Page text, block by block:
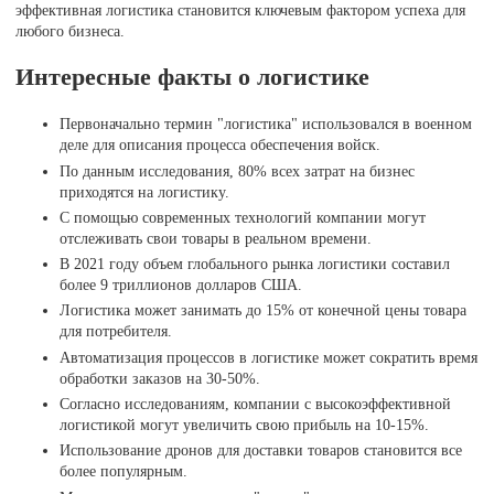
эффективная логистика становится ключевым фактором успеха для
любого бизнеса.
Интересные факты о логистике
Первоначально термин "логистика" использовался в военном
деле для описания процесса обеспечения войск.
По данным исследования, 80% всех затрат на бизнес
приходятся на логистику.
С помощью современных технологий компании могут
отслеживать свои товары в реальном времени.
В 2021 году объем глобального рынка логистики составил
более 9 триллионов долларов США.
Логистика может занимать до 15% от конечной цены товара
для потребителя.
Автоматизация процессов в логистике может сократить время
обработки заказов на 30-50%.
Согласно исследованиям, компании с высокоэффективной
логистикой могут увеличить свою прибыль на 10-15%.
Использование дронов для доставки товаров становится все
более популярным.